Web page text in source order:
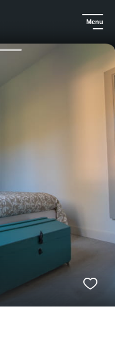
Menu
Willkommen im Gîte de Mirauville